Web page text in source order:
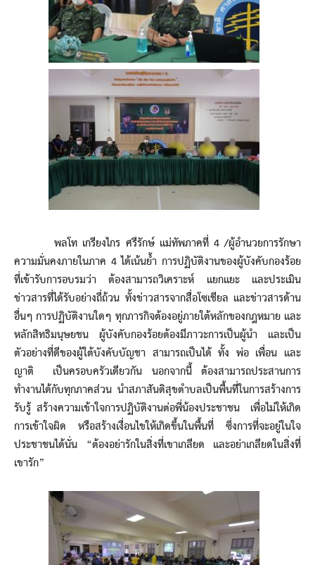
พลโท เกรียงไกร ศรีรักษ์ แม่ทัพภาคที่ 4 /ผู้อำนวยการรักษา
ความมั่นคงภายในภาค 4 ได้เน้นย้ำ การปฏิบัติงานของผู้บังคับกองร้อย
ที่เข้ารับการอบรมว่า ต้องสามารถวิเคราะห์ แยกแยะ และประเมิน
ข่าวสารที่ได้รับอย่างถี่ถ้วน ทั้งข่าวสารจากสื่อโซเชียล และข่าวสารด้าน
อื่นๆ การปฏิบัติงานใดๆ ทุกภารกิจต้องอยู่ภายใต้หลักของกฎหมาย และ
หลักสิทธิมนุษยชน ผู้บังคับกองร้อยต้องมีภาวะการเป็นผู้นำ และเป็น
ตัวอย่างที่ดีของผู้ใต้บังคับบัญชา สามารถเป็นได้ ทั้ง พ่อ เพื่อน และ
ญาติ เป็นครอบครัวเดียวกัน นอกจากนี้ ต้องสามารถประสานการ
ทำงานได้กับทุกภาคส่วน นำสภาสันติสุขตำบลเป็นพื้นที่ในการสร้างการ
รับรู้ สร้างความเข้าใจการปฏิบัติงานต่อพี่น้องประชาชน เพื่อไม่ให้เกิด
การเข้าใจผิด หรือสร้างเงื่อนไขให้เกิดขึ้นในพื้นที่ ซึ่งการที่จะอยู่ในใจ
ประชาชนได้นั่น “ต้องอย่ารักในสิ่งที่เขาเกลียด และอย่าเกลียดในสิ่งที่
เขารัก”